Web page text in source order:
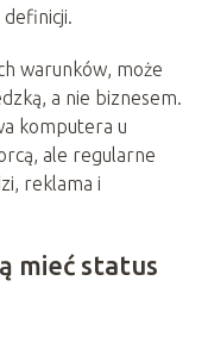
warunków, może
a nie biznesem.
komputera u
ale regularne
reklama i
mieć status